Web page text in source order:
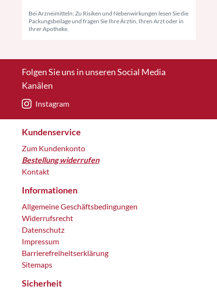
Bei Arzneimitteln: Zu Risiken und Nebenwirkungen lesen Sie die
Packungsbeilage und fragen Sie Ihre Ärztin, Ihren Arzt oder in
Ihrer Apotheke.
Folgen Sie uns in unseren Social Media
Kanälen
Instagram
Kundenservice
Zum Kundenkonto
Bestellung widerrufen
Kontakt
Informationen
Allgemeine Geschäftsbedingungen
Widerrufsrecht
Datenschutz
Impressum
Barrierefreiheitserklärung
Sitemaps
Sicherheit